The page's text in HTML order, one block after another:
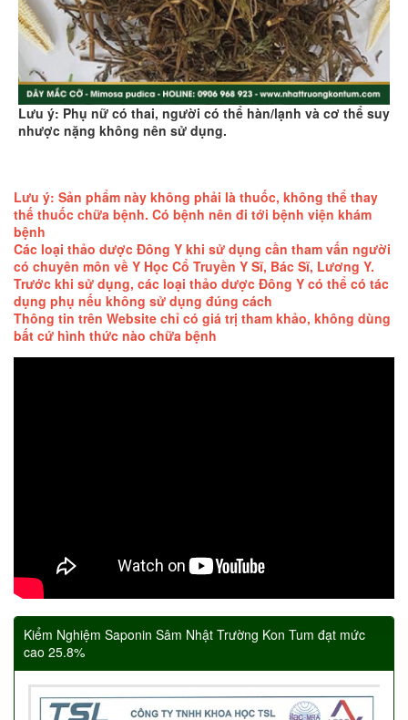
Lưu ý: Phụ nữ có thai, người có thể hàn/lạnh và cơ thể suy
nhược nặng không nên sử dụng.
Lưu ý: Sản phẩm này không phải là thuốc, không thể thay
thế thuốc chữa bệnh. Có bệnh nên đi tới bệnh viện khám
bệnh
Các loại thảo dược Đông Y khi sử dụng cần tham vấn người
có chuyên môn về Y Học Cổ Truyền Y Sĩ, Bác Sĩ, Lương Y.
Trước khi sử dụng, các loại thảo dược Đông Y có thể có tác
dụng phụ nếu không sử dụng đúng cách
Thông tin trên Website chỉ có giá trị tham khảo, không dùng
bất cứ hình thức nào chữa bệnh
Kiểm Nghiệm Saponin Sâm Nhật Trường Kon Tum đạt mức
cao 25.8%